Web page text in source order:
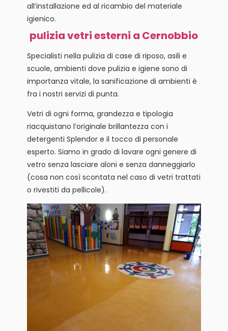
all’installazione ed al ricambio del materiale
igienico.
pulizia vetri esterni a Cernobbio
Specialisti nella pulizia di case di riposo, asili e
scuole, ambienti dove pulizia e igiene sono di
importanza vitale, la sanificazione di ambienti è
fra i nostri servizi di punta.
Vetri di ogni forma, grandezza e tipologia
riacquistano l’originale brillantezza con i
detergenti Splendor e il tocco di personale
esperto. Siamo in grado di lavare ogni genere di
vetro senza lasciare aloni e senza danneggiarlo
(cosa non così scontata nel caso di vetri trattati
o rivestiti da pellicole).